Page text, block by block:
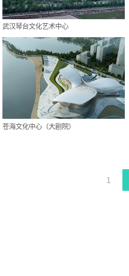
武汉琴台文化艺术中心
苍海文化中心（大剧院）
1